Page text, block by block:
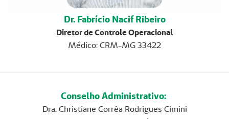
Dr. Fabrício Nacif Ribeiro
Diretor de Controle Operacional
Médico: CRM-MG 33422
Conselho Administrativo:
Dra. Christiane Corrêa Rodrigues Cimini